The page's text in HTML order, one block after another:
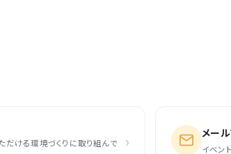
だける環境づくりに取り組んで
› メー
イベン